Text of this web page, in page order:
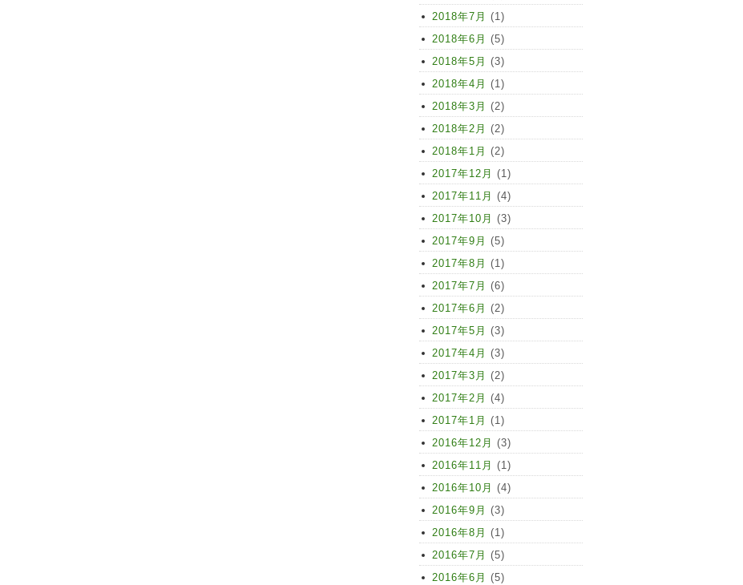
2018年7月 (1)
2018年6月 (5)
2018年5月 (3)
2018年4月 (1)
2018年3月 (2)
2018年2月 (2)
2018年1月 (2)
2017年12月 (1)
2017年11月 (4)
2017年10月 (3)
2017年9月 (5)
2017年8月 (1)
2017年7月 (6)
2017年6月 (2)
2017年5月 (3)
2017年4月 (3)
2017年3月 (2)
2017年2月 (4)
2017年1月 (1)
2016年12月 (3)
2016年11月 (1)
2016年10月 (4)
2016年9月 (3)
2016年8月 (1)
2016年7月 (5)
2016年6月 (5)